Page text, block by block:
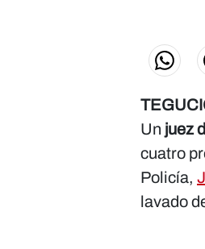
Un juez
cuatro
Policía,
lavado